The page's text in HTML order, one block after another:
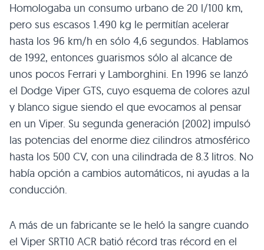
Homologaba un consumo urbano de 20 l/100 km,
pero sus escasos 1.490 kg le permitían acelerar
hasta los 96 km/h en sólo 4,6 segundos. Hablamos
de 1992, entonces guarismos sólo al alcance de
unos pocos Ferrari y Lamborghini. En 1996 se lanzó
el Dodge Viper GTS, cuyo esquema de colores azul
y blanco sigue siendo el que evocamos al pensar
en un Viper. Su segunda generación (2002) impulsó
las potencias del enorme diez cilindros atmosférico
hasta los 500 CV, con una cilindrada de 8.3 litros. No
había opción a cambios automáticos, ni ayudas a la
conducción.
A más de un fabricante se le heló la sangre cuando
el Viper SRT10 ACR batió récord tras récord en el